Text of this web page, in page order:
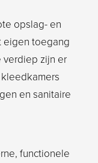
opslag- en
eigen toegang
zijn er
en sanitaire
functionele